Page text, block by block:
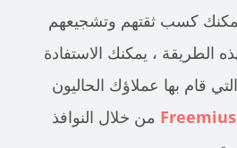
كسب ثقتهم وتشجيعهم
، يمكنك الاستفادة
قام بها عملاؤك الحاليون
من خلال النوافذ